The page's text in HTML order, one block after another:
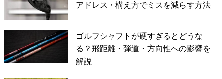
アドレス・構え方でミスを減らす方法
ゴルフシャフトが硬すぎるとどうな
る？飛距離・弾道・方向性への影響を
解説